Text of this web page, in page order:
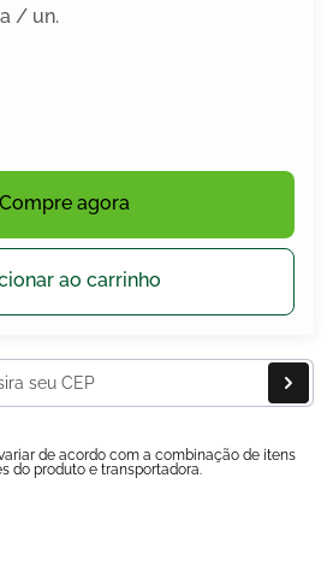
Compre agora
ao carrinho
de acordo com a combinação de itens
do produto e transportadora.